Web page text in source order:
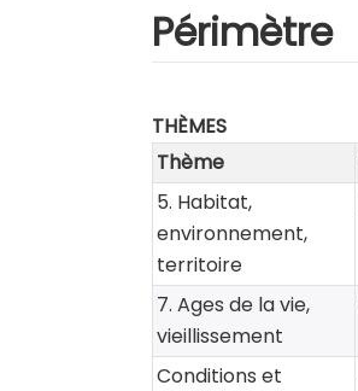
Périmètre
THÈMES
Thème
5. Habitat,
environnement,
territoire
7. Ages de la vie,
vieillissement
Conditions et